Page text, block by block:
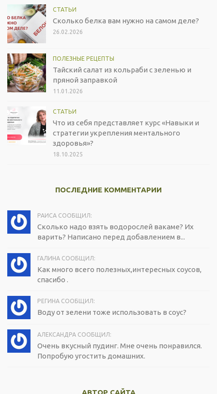
СТАТЬИ
Сколько белка вам нужно на самом деле?
26.02.2026
ПОЛЕЗНЫЕ РЕЦЕПТЫ
Тайский салат из кольраби с зеленью и
пряной заправкой
11.01.2026
СТАТЬИ
Что из себя представляет курс «Навыки и
стратегии укрепления ментального
здоровья»?
18.10.2025
ПОСЛЕДНИЕ КОММЕНТАРИИ
РАИСА СООБЩИЛ:
Сколько надо взять водорослей вакаме? Их
варить? Написано перед добавлением в...
ГАЛИНА СООБЩИЛ:
Как много всего полезных,интересных соусов,
спасибо .
РЕГИНА СООБЩИЛ:
Воду от зелени тоже использовать в соус?
АЛЕКСАНДРА СООБЩИЛ:
Очень вкусный пудинг. Мне очень понравился.
Попробую угостить домашних.